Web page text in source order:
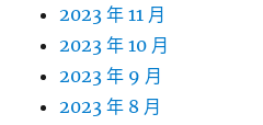
2023 年 11 月
2023 年 10 月
2023 年 9 月
2023 年 8 月